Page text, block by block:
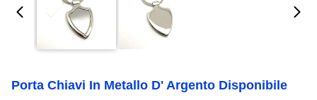
Porta Chiavi In Metallo D' Argento Disponibile